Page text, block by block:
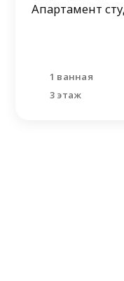
Апартамент
1 ванная
3 этаж